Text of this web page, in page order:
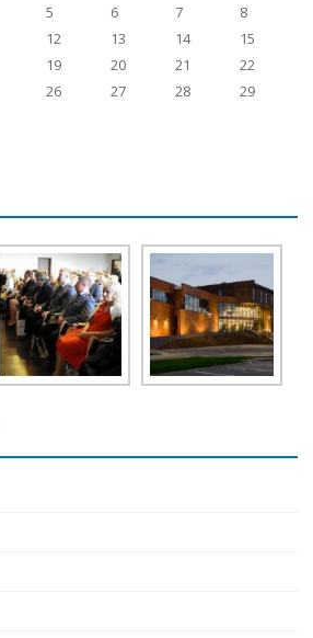
5 6 7
8
12 13 14
15
19 20 21
22
26 27 28
29